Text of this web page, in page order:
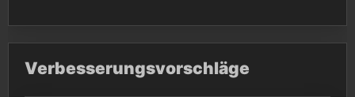
Verbesserungsvorschläge